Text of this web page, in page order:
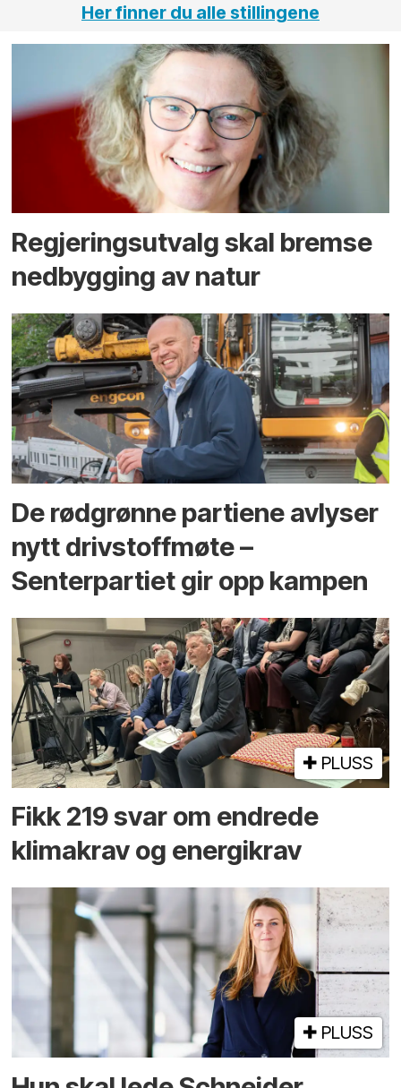
Her finner du alle stillingene
Regjerings­utvalg skal bremse
ned­bygging av natur
De rødgrønne partiene avlyser
nytt drivstoffmøte –
Senterpartiet gir opp kampen
PLUSS
Fikk 219 svar om endrede
klimakrav og energikrav
PLUSS